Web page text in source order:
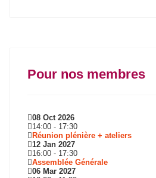
Pour nos membres
08 Oct 2026
14:00 - 17:30
Réunion plénière + ateliers
12 Jan 2027
16:00 - 17:30
Assemblée Générale
06 Mar 2027